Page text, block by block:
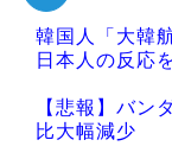
Powered by
韓国人「大韓
日本人の反応
【悲報】バン
比大幅減少